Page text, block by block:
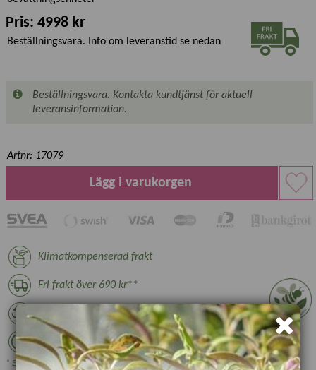
Pris: 4998 kr
Beställningsvara. Info om leveranstid se nedan
Beställningsvara. Kontakta kundtjänst för aktuell
leveransinformation.
Artnr: 17079
Lägg i varukorgen
Klimatkompenserad frakt
Fri frakt över 690 kr**
14 dagars returrätt*
30 dagars öppet köp*
* Ej växter, nyttodjur och beställningsvara, se villkor.